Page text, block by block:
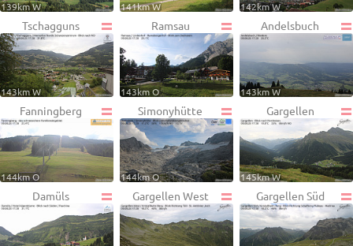
139km W 141km W 142km W
Tschagguns
143km W
Ramsau
143km O
Andelsbuch
143km W
Fanningberg
144km O
Simonyhütte
144km O
Gargellen
145km W
Damüls Gargellen West Gargellen Süd